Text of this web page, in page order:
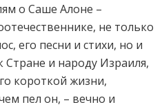
о Саше Алоне –
не только
его песни и стихи, но и
Стране и народу Израиля,
короткой жизни,
пел он, – вечно и